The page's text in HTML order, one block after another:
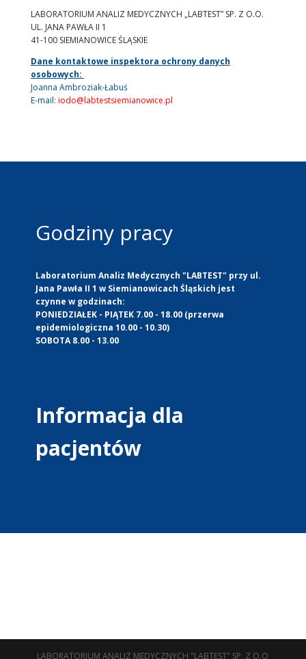
LABORATORIUM ANALIZ MEDYCZNYCH „LABTEST” SP. Z O.O.
UL. JANA PAWŁA II 1
41-100 SIEMIANOWICE ŚLĄSKIE
Dane kontaktowe inspektora ochrony danych
osobowych:
Joanna Ambroziak-Łabuś
E-mail: iodo@labtestsiemianowice.pl
Godziny pracy
Laboratorium Analiz Medycznych "LABTEST" przy ul.
Jana Pawła II 1 w Siemianowicach Śląskich jest
czynne w godzinach:
PONIEDZIAŁEK - PIĄTEK 7.00 - 18.00 (przerwa
epidemiologiczna 10.00 - 10.30)
SOBOTA 8.00 - 13.00
Informacja dla
pacjentów
LABORATORIUM ANALIZ MEDYCZNYCH "LABTEST" SP. Z O.O